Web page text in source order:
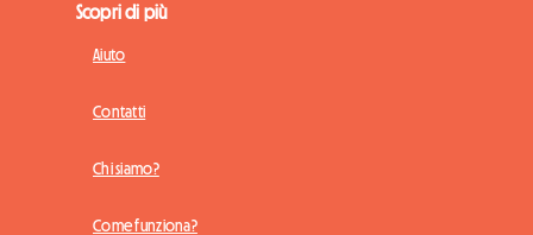
Scopri di più
Aiuto
Contatti
Chi siamo?
Come funziona?